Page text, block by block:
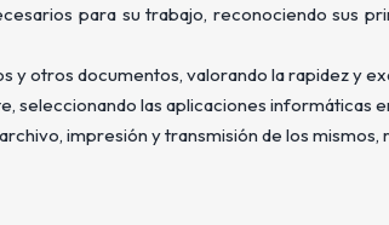
para su trabajo, reconociendo sus
y otros documentos, valorando la rapidez y
seleccionando las aplicaciones informáticas
impresión y transmisión de los